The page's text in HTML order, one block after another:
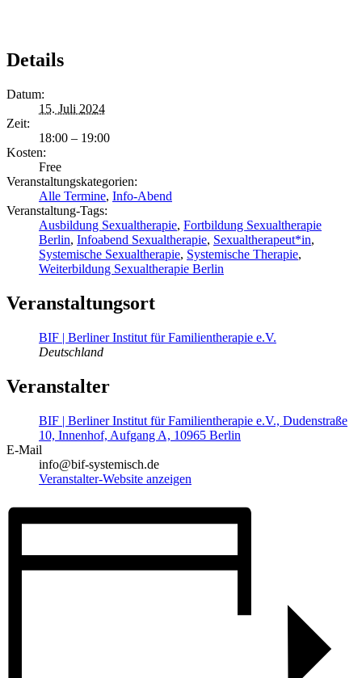
Details
Datum:
15. Juli 2024
Zeit:
18:00 – 19:00
Kosten:
Free
Veranstaltungskategorien:
Alle Termine, Info-Abend
Veranstaltung-Tags:
Ausbildung Sexualtherapie, Fortbildung Sexualtherapie
Berlin, Infoabend Sexualtherapie, Sexualtherapeut*in,
Systemische Sexualtherapie, Systemische Therapie,
Weiterbildung Sexualtherapie Berlin
Veranstaltungsort
BIF | Berliner Institut für Familientherapie e.V.
Deutschland
Veranstalter
BIF | Berliner Institut für Familientherapie e.V., Dudenstraße
10, Innenhof, Aufgang A, 10965 Berlin
E-Mail
info@bif-systemisch.de
Veranstalter-Website anzeigen